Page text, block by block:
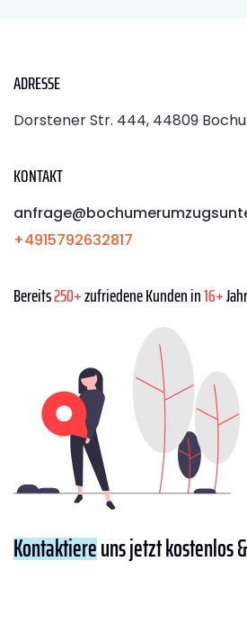
ADRESSE
Dorstener Str. 444, 44809
KONTAKT
+4915792632817
Bereits250+zufriedene Kunden in16+
Kontaktiereuns jetzt kostenlos